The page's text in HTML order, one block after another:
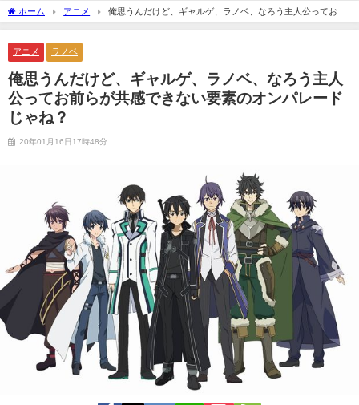
ホーム アニメ
俺思うんだけど、ギャルゲ、ラノベ、なろう主人公ってお前
らが共感できない要素のオンパレードじゃね？
アニメ ラノベ
俺思うんだけど、ギャルゲ、ラノベ、なろう主人
公ってお前らが共感できない要素のオンパレード
じゃね？
20年01月16日17時48分